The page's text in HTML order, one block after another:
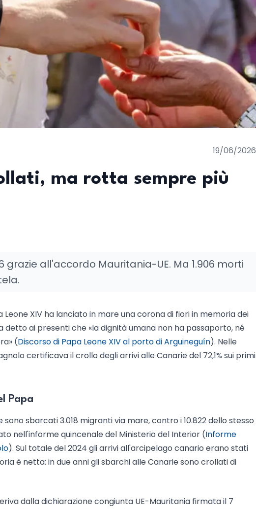
19/06/2026
ma rotta sempre più
grazie all'accordo Mauritania-UE. Ma 1.906 morti
Leone XIV ha lanciato in mare una corona di fiori in memoria dei
ai presenti che «la dignità umana non ha passaporto, né
(Discorso di Papa Leone XIV al porto di Arguineguín). Nelle
certificava il crollo degli arrivi alle Canarie del 72,1% sui primi
Papa
sono sbarcati 3.018 migranti via mare, contro i 10.822 dello stesso
nell'informe quincenale del Ministerio del Interior (Informe
). Sul totale del 2024 gli arrivi all'arcipelago canario erano stati
è netta: in due anni gli sbarchi alle Canarie sono crollati di
dalla dichiarazione congiunta UE-Mauritania firmata il 7